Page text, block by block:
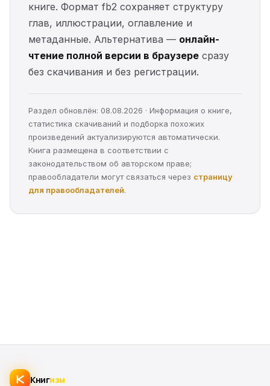
книге. Формат fb2 сохраняет структуру
глав, иллюстрации, оглавление и
метаданные. Альтернатива — онлайн-
чтение полной версии в браузере сразу
без скачивания и без регистрации.
Раздел обновлён: 08.08.2026 · Информация о книге,
статистика скачиваний и подборка похожих
произведений актуализируются автоматически.
Книга размещена в соответствии с
законодательством об авторском праве;
правообладатели могут связаться через страницу
для правообладателей.
Книгизм